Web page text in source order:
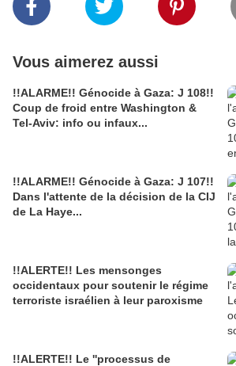
Vous aimerez aussi
!!ALARME!! Génocide à Gaza: J 108!!
Coup de froid entre Washington &
Tel-Aviv: info ou infaux...
!!ALARME!! Génocide à Gaza: J 107!!
Dans l'attente de la décision de la CIJ
de La Haye...
!!ALERTE!! Les mensonges
occidentaux pour soutenir le régime
terroriste israélien à leur paroxisme
!!ALERTE!! Le ''processus de